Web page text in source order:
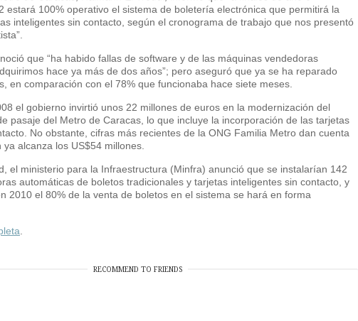
estará 100% operativo el sistema de boletería electrónica que permitirá la
inteligentes sin contacto, según el cronograma de trabajo que nos presentó
que “ha habido fallas de software y de las máquinas vendedoras
hace ya más de dos años”; pero aseguró que ya se ha reparado
en comparación con el 78% que funcionaba hace siete meses.
el gobierno invirtió unos 22 millones de euros en la modernización del
pasaje del Metro de Caracas, lo que incluye la incorporación de las tarjetas
No obstante, cifras más recientes de la ONG Familia Metro dan cuenta
alcanza los US$54 millones.
el ministerio para la Infraestructura (Minfra) anunció que se instalarían 142
automáticas de boletos tradicionales y tarjetas inteligentes sin contacto, y
2010 el 80% de la venta de boletos en el sistema se hará en forma
RECOMMEND TO FRIENDS